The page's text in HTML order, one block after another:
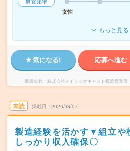
男女比率
女性
もっと見る
気になる! 応募へ進む
派遣会社 株式会社メイテックキャスト横浜営業所
未読 掲載日 2026/08/07
製造経験を活かす▼組立や
しっかり収入確保〇